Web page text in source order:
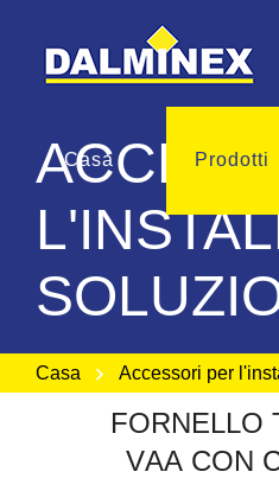
Casa Prodotti
Casa Accessori per
FORNELLO
VAA CON